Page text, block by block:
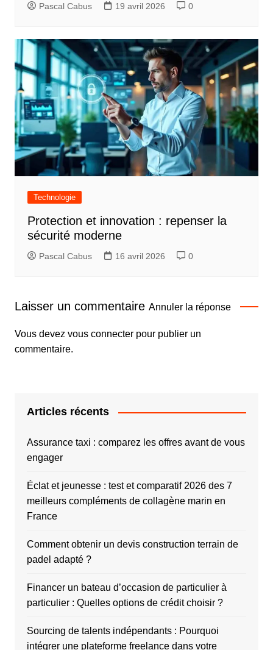
Pascal Cabus 19 avril 2026 0
Technologie
Protection et innovation : repenser la
sécurité moderne
Pascal Cabus 16 avril 2026 0
Laisser un commentaire Annuler la réponse
Vous devez vous connecterpour publier un
commentaire.
Articles récents
Assurance taxi : comparez les offres avant de vous
engager
Éclat et jeunesse : test et comparatif 2026 des 7
meilleurs compléments de collagène marin en
France
Comment obtenir un devis construction terrain de
padel adapté ?
Financer un bateau d’occasion de particulier à
particulier : Quelles options de crédit choisir ?
Sourcing de talents indépendants : Pourquoi
intégrer une plateforme freelance dans votre